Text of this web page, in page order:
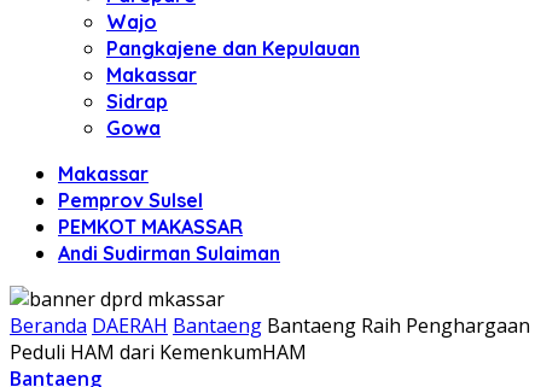
Wajo
Pangkajene dan Kepulauan
Makassar
Sidrap
Gowa
Makassar
Pemprov Sulsel
PEMKOT MAKASSAR
Andi Sudirman Sulaiman
Beranda DAERAH Bantaeng Bantaeng Raih Penghargaan
Peduli HAM dari KemenkumHAM
Bantaeng